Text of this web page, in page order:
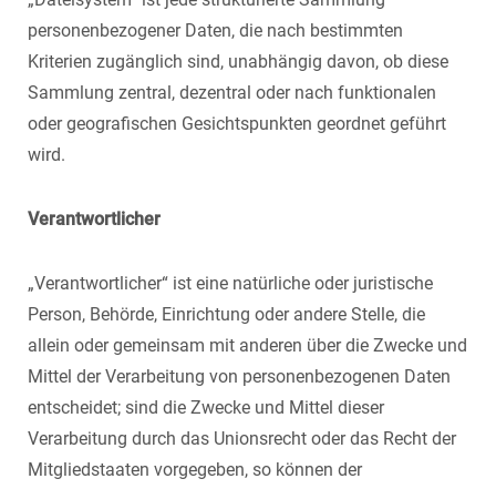
personenbezogener Daten, die nach bestimmten
Kriterien zugänglich sind, unabhängig davon, ob diese
Sammlung zentral, dezentral oder nach funktionalen
oder geografischen Gesichtspunkten geordnet geführt
wird.
Verantwortlicher
„Verantwortlicher“ ist eine natürliche oder juristische
Person, Behörde, Einrichtung oder andere Stelle, die
allein oder gemeinsam mit anderen über die Zwecke und
Mittel der Verarbeitung von personenbezogenen Daten
entscheidet; sind die Zwecke und Mittel dieser
Verarbeitung durch das Unionsrecht oder das Recht der
Mitgliedstaaten vorgegeben, so können der